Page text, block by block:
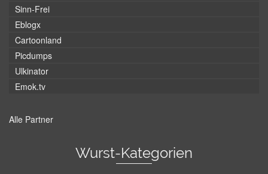
Sinn-Frei
Eblogx
Cartoonland
Picdumps
Ulkinator
Emok.tv
Alle Partner
Wurst-Kategorien